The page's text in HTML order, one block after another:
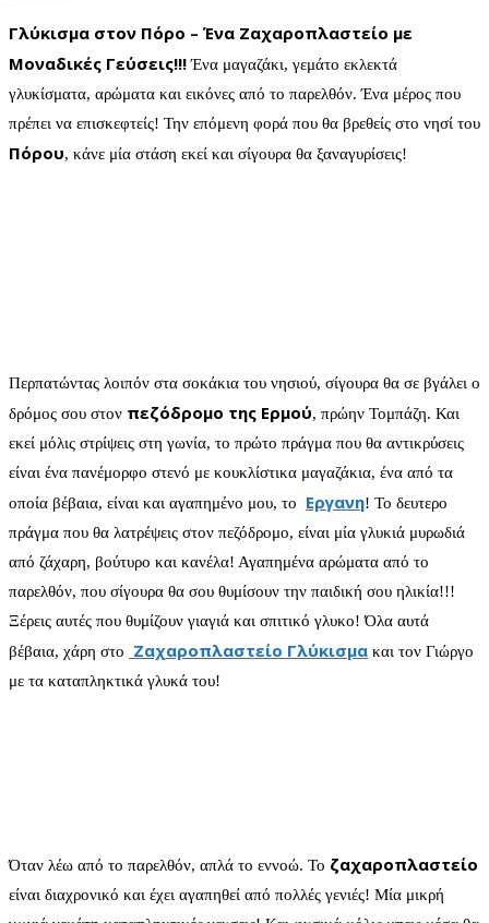
Γλύκισμα στον Πόρο – Ένα Ζαχαροπλαστείο με
Μοναδικές Γεύσεις!!!Ένα μαγαζάκι, γεμάτο εκλεκτά
γλυκίσματα, αρώματα και εικόνες από το παρελθόν. Ένα μέρος που
πρέπει να επισκεφτείς! Την επόμενη φορά που θα βρεθείς στο νησί του
Πόρου, κάνε μία στάση εκεί και σίγουρα θα ξαναγυρίσεις!
Περπατώντας λοιπόν στα σοκάκια του νησιού, σίγουρα θα σε βγάλει ο
δρόμος σου στον πεζόδρομο της Ερμού, πρώην Τομπάζη. Και
εκεί μόλις στρίψεις στη γωνία, το πρώτο πράγμα που θα αντικρύσεις
είναι ένα πανέμορφο στενό με κουκλίστικα μαγαζάκια, ένα από τα
οποία βέβαια, είναι και αγαπημένο μου, το Εργανη! Το δευτερο
πράγμα που θα λατρέψεις στον πεζόδρομο, είναι μία γλυκιά μυρωδιά
από ζάχαρη, βούτυρο και κανέλα! Αγαπημένα αρώματα από το
παρελθόν, που σίγουρα θα σου θυμίσουν την παιδική σου ηλικία!!!
Ξέρεις αυτές που θυμίζουν γιαγιά και σπιτικό γλυκο! Όλα αυτά
βέβαια, χάρη στο
Ζαχαροπλαστείο Γλύκισμα και τον Γιώργο
με τα καταπληκτικά γλυκά του!
Όταν λέω από το παρελθόν, απλά το εννοώ. Το ζαχαροπλαστείο
είναι διαχρονικό και έχει αγαπηθεί από πολλές γενιές! Μία μικρή